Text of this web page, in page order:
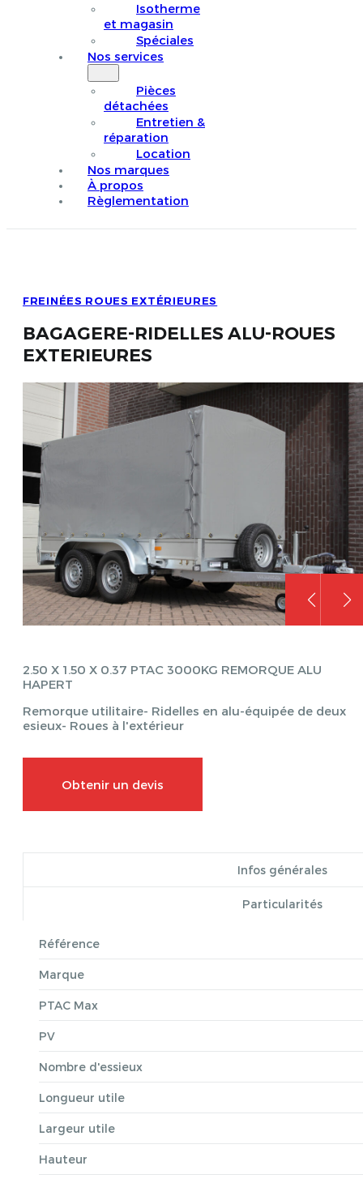
Isotherme
et magasin
Spéciales
Nos services
Pièces
détachées
Entretien &
réparation
Location
Nos marques
À propos
Règlementation
FREINÉES ROUES EXTÉRIEURES
BAGAGERE-RIDELLES ALU-ROUES
EXTERIEURES
2.50 X 1.50 X 0.37 PTAC 3000KG REMORQUE ALU
HAPERT
Remorque utilitaire- Ridelles en alu-équipée de deux
esieux- Roues à l'extérieur
Obtenir un devis
Infos générales
Particularités
Référence
Marque
PTAC Max
PV
Nombre d'essieux
Longueur utile
Largeur utile
Hauteur